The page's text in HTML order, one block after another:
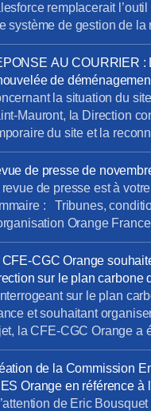
remplacerait
système de gestion de la
À cette occasion, la
du Système
sollicité chaque
des charges rigoureux,
compte les besoins
AU COURRIER :
de
du site de Marseille
la situation du
Mauront, la Direction
du site et la
graves pour la
ne répond pas à
par la CFE-CGC
et définitive sur le non-
{loadmoduleid 245}
de presse de
revue de presse est à
: Tribunes,
Orange
vente SFR,
: revue de
abonner gratuitement :
lire les articles au fil
rubrique Revue de
CFE-CGC Orange
sur le plan carbone
sur le plan
et souhaitant
la CFE-CGC Orange a
Fallacher. Objet :
d’Orange France et
de Smart TV pour les
Monsieur, En décembre
de la Commission
Orange en référence à
portant sur le
de Eric